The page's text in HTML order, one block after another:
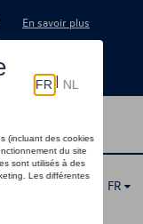
En savoir plus
FR